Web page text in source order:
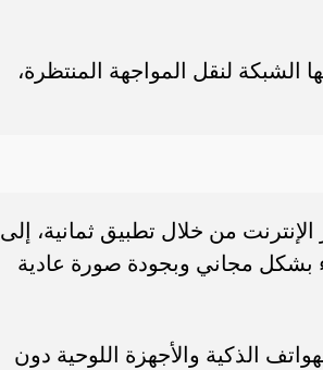
عبر قناة ثمانية 1، التي خصصتها الشبكة لنقل المواجهة المنتظرة،
من خلال تطبيق ثمانية، إلى
بشكل مجاني وبجودة صورة عادية
الذكية والأجهزة اللوحية دون